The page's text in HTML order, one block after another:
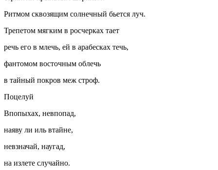
Ритмом сквозящим солнечный бьется луч.
Трепетом мягким в росчерках тает
речь его в млечь, ей в арабесках течь,
фантомом восточным облечь
в тайный покров меж строф.
Поцелуй
Впопыхах, невпопад,
наяву ли иль втайне,
невзначай, наугад,
на излете случайно.